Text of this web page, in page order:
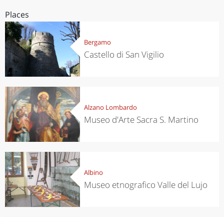
Places
Bergamo
Castello di San Vigilio
Alzano Lombardo
Museo d'Arte Sacra S. Martino
Albino
Museo etnografico Valle del Lujo